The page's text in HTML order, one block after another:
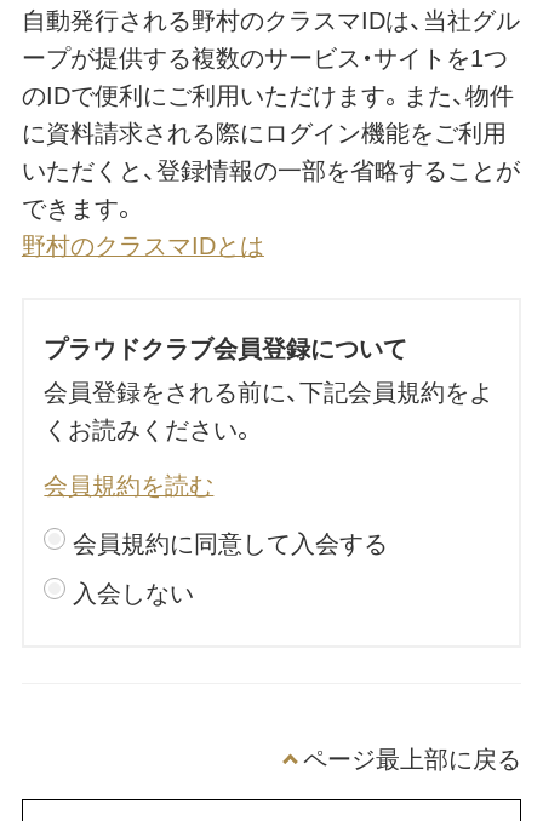
自動発行される野村のクラスマIDは、当社グル
ープが提供する複数のサービス・サイトを1つ
のIDで便利にご利用いただけます。また、物件
に資料請求される際にログイン機能をご利用
いただくと、登録情報の一部を省略することが
できます。
野村のクラスマIDとは
プラウドクラブ会員登録について
会員登録をされる前に、下記会員規約をよ
くお読みください。
会員規約を読む
会員規約に同意して入会する
入会しない
ページ最上部に戻る